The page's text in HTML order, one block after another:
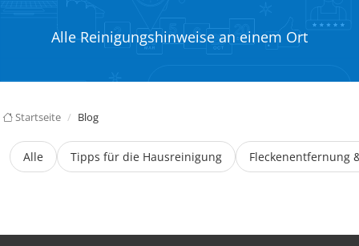
Alle Reinigungshinweise an einem Ort
Startseite Blog
Alle Tipps für die Hausreinigung Fleckenentfernung